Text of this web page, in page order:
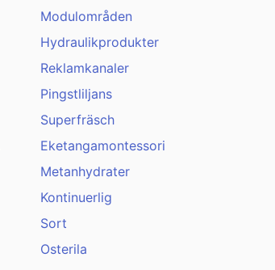
Modulområden
Hydraulikprodukter
Reklamkanaler
Pingstliljans
Superfräsch
Eketangamontessori
Metanhydrater
Kontinuerlig
Sort
Osterila